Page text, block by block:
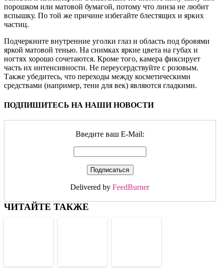
порошком или матовой бумагой, потому что линза не любит
вспышку. По той же причине избегайте блестящих и ярких
частиц.
Подчеркните внутренние уголки глаз и область под бровями
яркой матовой тенью. На снимках яркие цвета на губах и
ногтях хорошо сочетаются. Кроме того, камера фиксирует
часть их интенсивности. Не переусердствуйте с розовым.
Также убедитесь, что переходы между косметическими
средствами (например, тени для век) являются гладкими.
ПОДПИШИТЕСЬ НА НАШИ НОВОСТИ
Введите ваш E-Mail:
Delivered byFeedBurner
ЧИТАЙТЕ ТАКЖЕ